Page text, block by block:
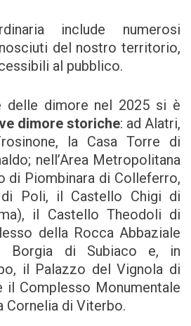
include numerosi
del nostro territorio,
al pubblico.
delle dimore nel 2025 si è
dimore storiche: ad Alatri,
la Casa Torre di
nell’Area Metropolitana
di Piombinara di Colleferro,
Poli, il Castello Chigi di
il Castello Theodoli di
della Rocca Abbaziale
Borgia di Subiaco e, in
il Palazzo del Vignola di
il Complesso Monumentale
Cornelia di Viterbo.